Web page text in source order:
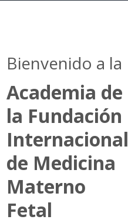
Bienvenido a la
Academia de
la Fundación
Internacional
de Medicina
Materno
Fetal